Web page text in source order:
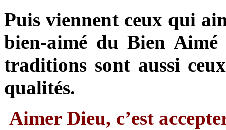
Puis viennent ceux qui
bien-aimé du Bien
traditions sont aussi
qualités.
Aimer Dieu, c’est